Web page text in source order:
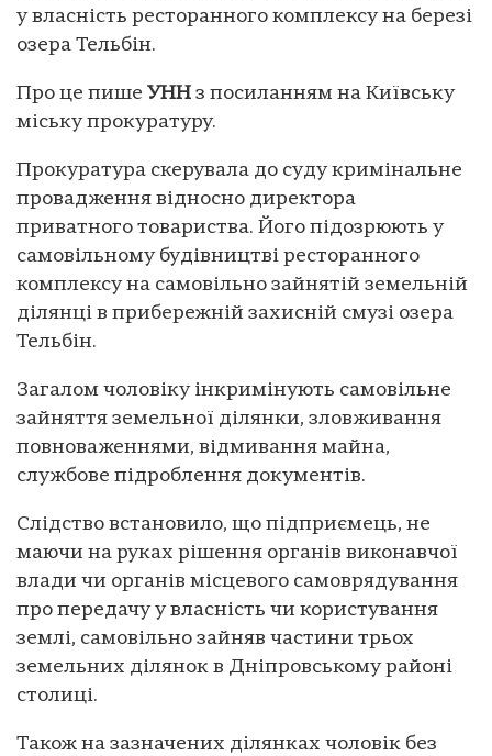
у власність ресторанного комплексу на березі
озера Тельбін.
Про це пише УНН з посиланням на Київську
міську прокуратуру.
Прокуратура скерувала до суду кримінальне
провадження відносно директора
приватного товариства. Його підозрюють у
самовільному будівництві ресторанного
комплексу на самовільно зайнятій земельній
ділянці в прибережній захисній смузі озера
Тельбін.
Загалом чоловіку інкримінують самовільне
зайняття земельної ділянки, зловживання
повноваженнями, відмивання майна,
службове підроблення документів.
Слідство встановило, що підприємець, не
маючи на руках рішення органів виконавчої
влади чи органів місцевого самоврядування
про передачу у власність чи користування
землі, самовільно зайняв частини трьох
земельних ділянок в Дніпровському районі
столиці.
Також на зазначених ділянках чоловік без